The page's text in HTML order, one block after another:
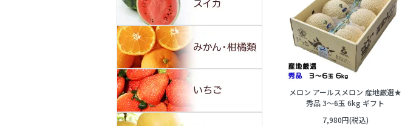
メロン アールスメロン 産地厳選★
秀品 3～6玉 6kg ギフト
7,980円(税込)